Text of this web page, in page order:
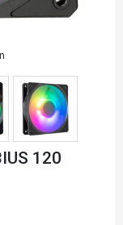
120